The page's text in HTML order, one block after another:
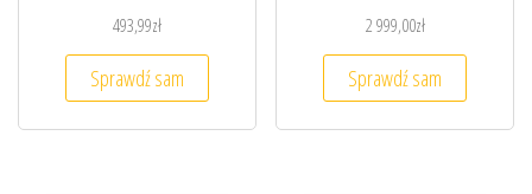
493,99zł
Sprawdź sam
2 999,00zł
Sprawdź sam